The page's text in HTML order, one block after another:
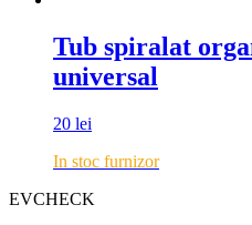
Tub spiralat
universal
20 lei
In stoc furnizor
EVCHECK